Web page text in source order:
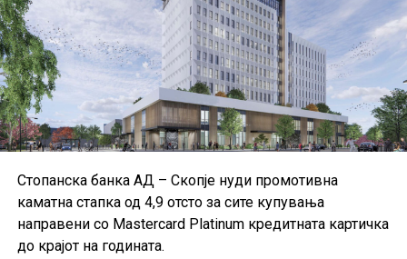
спречување финансиски злоупотреби.
Документот го промовира принципот на„нулта
толеранција за измама“при користењето на
европските фондови и претставува продолжување на
реформските активности започнати со првата
Национална стратегија за борба против измами,
усвоена во 2019 година.
Стопанска банка АД – Скопје нуди промотивна
каматна стапка од 4,9 отсто за сите купувања
направени со Mastercard Platinum кредитната картичка
до крајот на годината.